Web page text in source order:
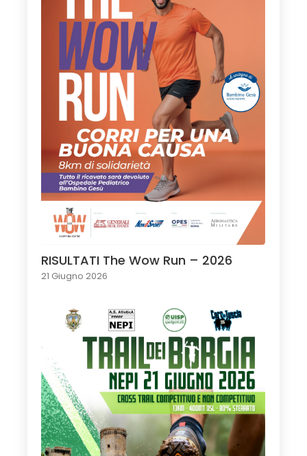
RISULTATI The Wow Run – 2026
21 Giugno 2026